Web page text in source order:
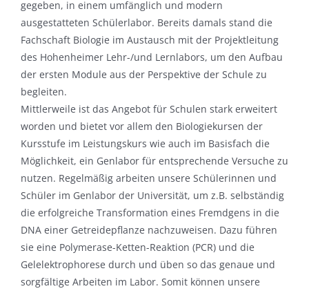
gegeben, in einem umfänglich und modern
ausgestatteten Schülerlabor. Bereits damals stand die
Fachschaft Biologie im Austausch mit der Projektleitung
des Hohenheimer Lehr-/und Lernlabors, um den Aufbau
der ersten Module aus der Perspektive der Schule zu
begleiten.
Mittlerweile ist das Angebot für Schulen stark erweitert
worden und bietet vor allem den Biologiekursen der
Kursstufe im Leistungskurs wie auch im Basisfach die
Möglichkeit, ein Genlabor für entsprechende Versuche zu
nutzen. Regelmäßig arbeiten unsere Schülerinnen und
Schüler im Genlabor der Universität, um z.B. selbständig
die erfolgreiche Transformation eines Fremdgens in die
DNA einer Getreidepflanze nachzuweisen. Dazu führen
sie eine Polymerase-Ketten-Reaktion (PCR) und die
Gelelektrophorese durch und üben so das genaue und
sorgfältige Arbeiten im Labor. Somit können unsere